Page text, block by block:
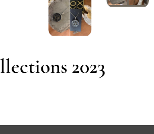
2023